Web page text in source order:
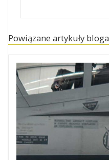
Powiązane artykuły bloga